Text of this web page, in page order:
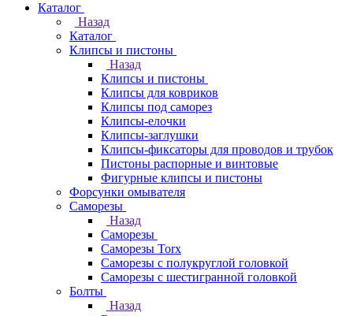
Каталог
Назад
Каталог
Клипсы и пистоны
Назад
Клипсы и пистоны
Клипсы для ковриков
Клипсы под саморез
Клипсы-елочки
Клипсы-заглушки
Клипсы-фиксаторы для проводов и трубок
Пистоны распорные и винтовые
Фигурные клипсы и пистоны
Форсунки омывателя
Саморезы
Назад
Саморезы
Саморезы Torx
Саморезы с полукруглой головкой
Саморезы с шестигранной головкой
Болты
Назад